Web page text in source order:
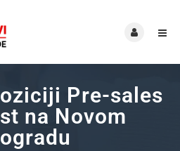
Pre-sales
na Novom